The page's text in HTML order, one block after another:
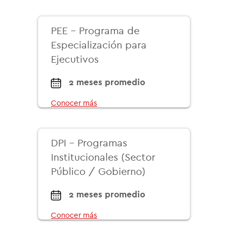
PEE - Programa de
Especialización para
Ejecutivos
2 meses promedio
Conocer más
DPI - Programas
Institucionales (Sector
Público / Gobierno)
2 meses promedio
Conocer más